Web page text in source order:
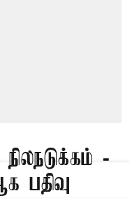
-
பதிவு